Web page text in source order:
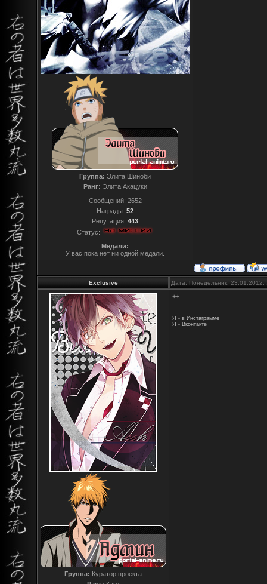
Группа: Элита Шиноби
Ранг: Элита Акацуки
Сообщений: 2652
Награды: 52
Репутация: 443
Статус:
Медали:
У вас пока нет ни одной медали.
Exclusive Дата: Понедельник,
Группа: Куратор проекта
++
Я - в Инстаграмме
Я - Вконтакте